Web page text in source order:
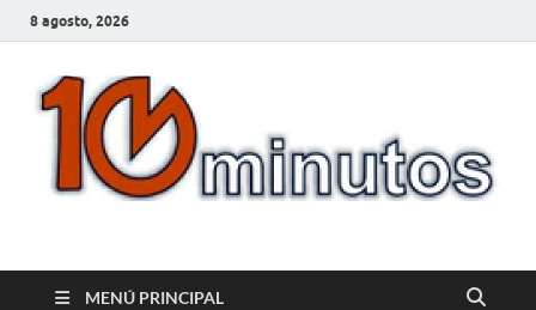
8 agosto, 2026
10minutos.com.uy
MENÚ PRINCIPAL